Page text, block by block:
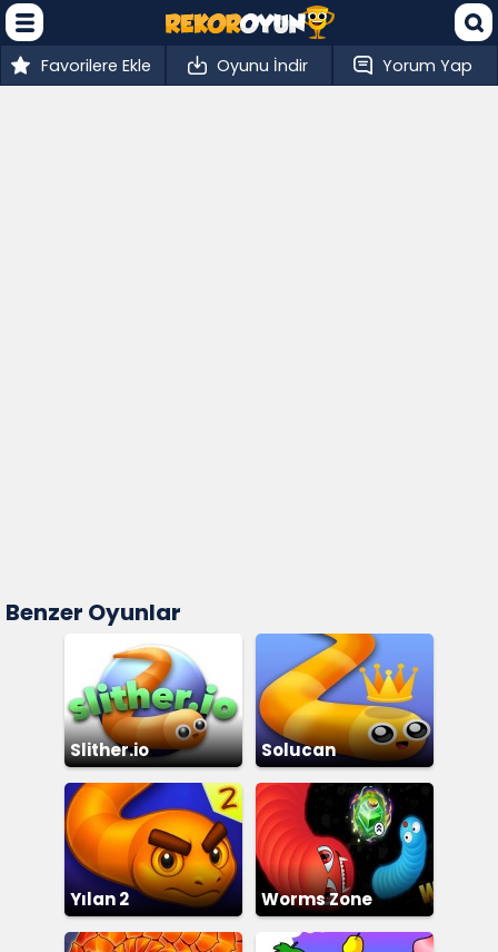
Favorilere Ekle Oyunu İndir Yorum Yap
Benzer Oyunlar
Slither.io Solucan
Yılan 2 Worms Zone